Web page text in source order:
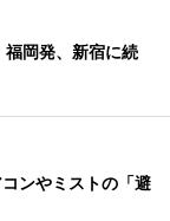
岡発、新宿に続
ンやミストの「避